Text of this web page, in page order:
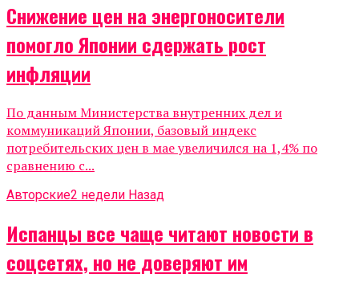
Снижение цен на энергоносители
помогло Японии сдержать рост
инфляции
По данным Министерства внутренних дел и
коммуникаций Японии, базовый индекс
потребительских цен в мае увеличился на 1,4% по
сравнению с...
Авторские2 недели Назад
Испанцы все чаще читают новости в
соцсетях, но не доверяют им